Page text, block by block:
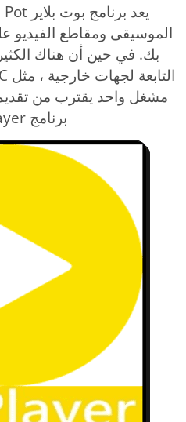
الموسيقى ومقاطع الفيديو
بك. في حين أن هناك
مشغل واحد يقترب من
برنامج PotPlayer.